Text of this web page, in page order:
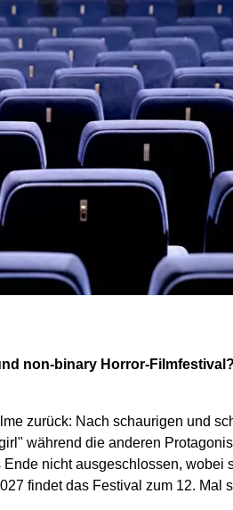
non-binary Horror-
zurück: Nach schaurigen und
während die anderen
nicht ausgeschlossen, wobei
findet das Festival zum 12. Mal